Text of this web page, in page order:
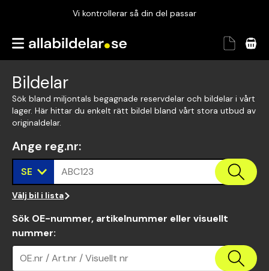
Vi kontrollerar så din del passar
Garanterad passform
Bildelar
Sök bland miljontals begagnade reservdelar och bildelar i vårt
lager. Här hittar du enkelt rätt bildel bland vårt stora utbud av
originaldelar.
Ange reg.nr:
SE ABC123
Välj bil i lista
Sök OE-nummer, artikelnummer eller visuellt
nummer:
OE.nr / Art.nr / Visuellt nr